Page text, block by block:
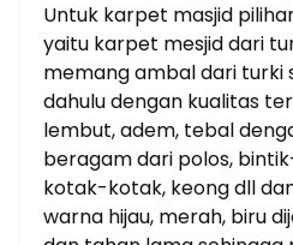
Untuk karpet masjid
yaitu karpet mesjid dari
memang ambal dari turki
dahulu dengan kualitas
lembut, adem, tebal
beragam dari polos,
kotak-kotak, keong dll
warna hijau, merah, biru